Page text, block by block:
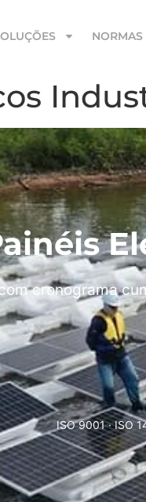
NORMAS
cronograma
ISO 9001 · ISO